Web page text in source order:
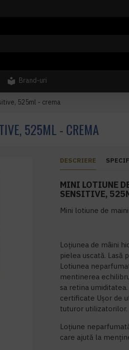
Brand-uri
525ml - crema
525ML - CREMA
DESCRIERE
MINI LOTIUNE
SENSITIVE,
Mini lotiune de
Loțiunea de mâini
pielea uscată. Lasă
Lotiunea
mentinerea
sa retina
certificate Ușor de
tuturor utilizatorilor.
Loțiune
care ajută la